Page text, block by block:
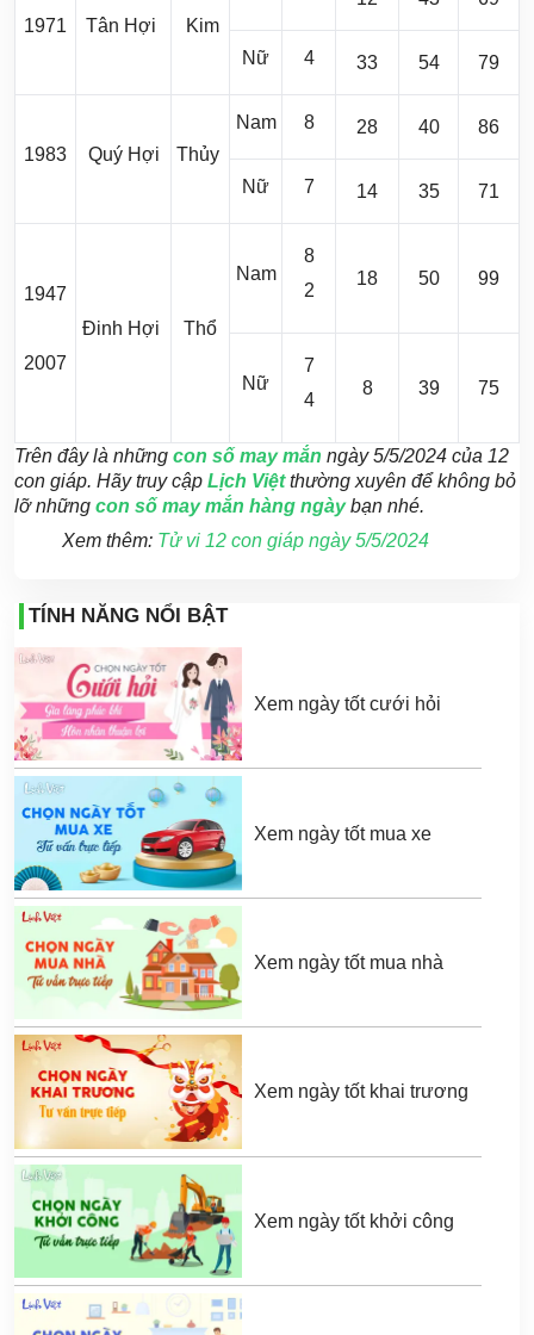
1971 Tân Hợi Kim
Nữ 4 33 54 79
1983 Quý Hợi Thủy
Nam 8 28 40 86
Nữ 7 14 35 71
1947
2007
Đinh Hợi Thổ
Nam
8
2
18 50 99
Nữ
7
4
8 39 75
Trên đây là những con số may mắn ngày 5/5/2024 của 12
con giáp. Hãy truy cập Lịch Việtthường xuyên để không bỏ
lỡ những con số may mắn hàng ngàybạn nhé.
Xem thêm: Tử vi 12 con giáp ngày 5/5/2024
TÍNH NĂNG NỔI BẬT
Xem ngày tốt cưới hỏi
Xem ngày tốt mua xe
Xem ngày tốt mua nhà
Xem ngày tốt khai trương
Xem ngày tốt khởi công